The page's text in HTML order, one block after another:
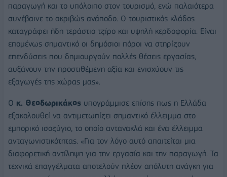
παραγωγή και το υπόλοιπο στον τουρισμό, ενώ παλαιότερα
συνέβαινε το ακριβώς ανάποδο. Ο τουριστικός κλάδος
καταγράφει ήδη τεράστιο τζίρο και υψηλή κερδοφορία. Είναι
επομένως σημαντικό οι δημόσιοι πόροι να στηρίζουν
επενδύσεις που δημιουργούν πολλές θέσεις εργασίας,
αυξάνουν την προστιθέμενη αξία και ενισχύουν τις
εξαγωγές της χώρας μας».
Ο κ. Θεοδωρικάκος υπογράμμισε επίσης πως η Ελλάδα
εξακολουθεί να αντιμετωπίζει σημαντικό έλλειμμα στο
εμπορικό ισοζύγιο, το οποίο αντανακλά και ένα έλλειμμα
ανταγωνιστικότητας. «Για τον λόγο αυτό απαιτείται μια
διαφορετική αντίληψη για την εργασία και την παραγωγή. Τα
τεχνικά επαγγέλματα αποτελούν πλέον απόλυτη ανάγκη για